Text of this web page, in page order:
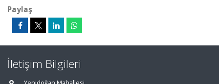
Paylaş
İletişim Bilgileri